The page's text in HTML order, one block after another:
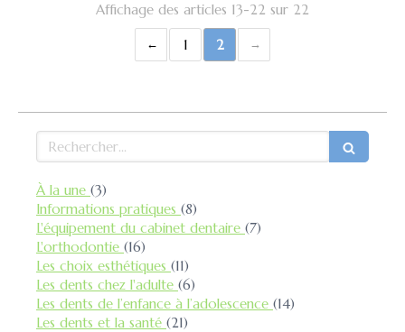
Affichage des articles 13-22 sur 22
1 2
Rechercher
À la une (3)
Informations pratiques (8)
L'équipement du cabinet dentaire (7)
L'orthodontie (16)
Les choix esthétiques (11)
Les dents chez l'adulte (6)
Les dents de l’enfance à l’adolescence (14)
Les dents et la santé (21)